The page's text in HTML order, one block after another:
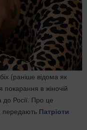
(раніше відома як
покарання в жіночій
до Росії. Про це
передають Патріоти